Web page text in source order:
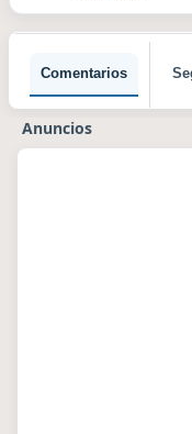
Comentarios
Anuncios